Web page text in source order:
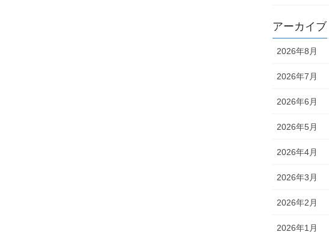
アーカイブ
2026年8月
2026年7月
2026年6月
2026年5月
2026年4月
2026年3月
2026年2月
2026年1月